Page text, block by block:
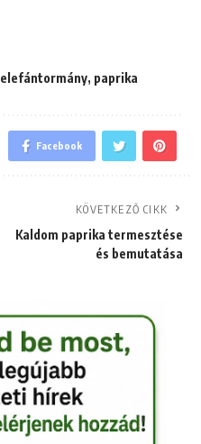
elefántormány, paprika
Facebook
KÖVETKEZŐ CIKK
Kaldom paprika termesztése
és bemutatása